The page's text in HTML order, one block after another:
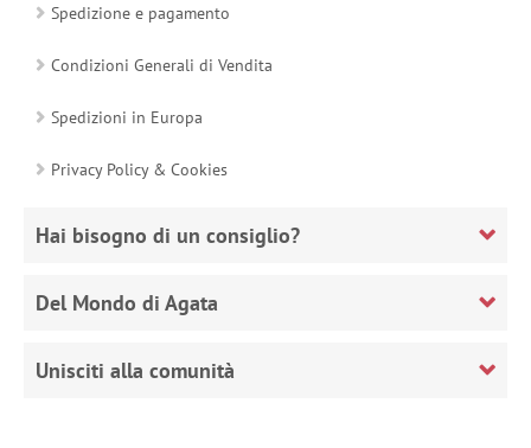
Spedizione e pagamento
Condizioni Generali di Vendita
Spedizioni in Europa
Privacy Policy & Cookies
Hai bisogno di un consiglio?
Del Mondo di Agata
Unisciti alla comunità